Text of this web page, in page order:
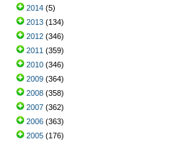
2014 (5)
2013 (134)
2012 (346)
2011 (359)
2010 (346)
2009 (364)
2008 (358)
2007 (362)
2006 (363)
2005 (176)